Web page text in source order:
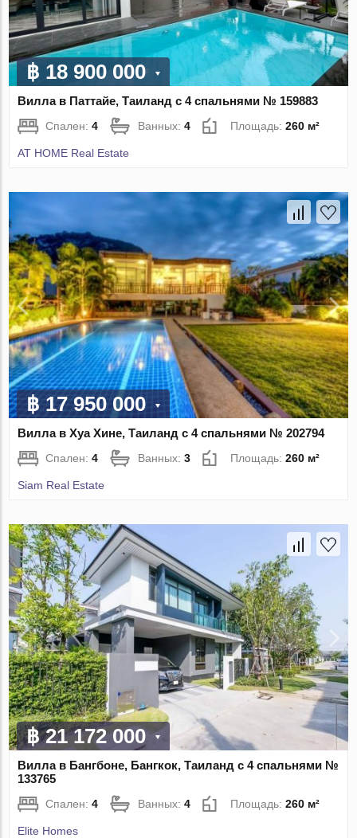
฿ 18 900 000
Вилла в Паттайе, Таиланд с 4 спальнями № 159883
Спален:4 Ванных:4 Площадь:260 м²
AT HOME Real Estate
฿ 17 950 000
Вилла в Хуа Хине, Таиланд с 4 спальнями № 202794
Спален:4 Ванных:3 Площадь:260 м²
Siam Real Estate
฿ 21 172 000
Вилла в Бангбоне, Бангкок, Таиланд с 4 спальнями №
133765
Спален:4 Ванных:4 Площадь:260 м²
Elite Homes